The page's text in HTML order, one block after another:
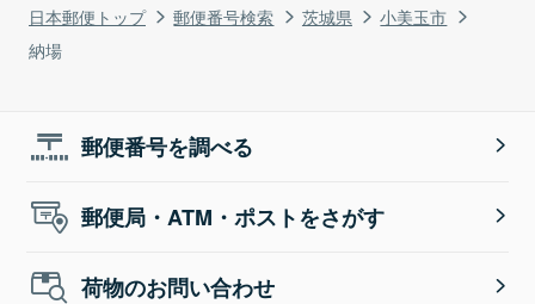
日本郵便トップ 郵便番号検索 茨城県
小美玉市
納場
郵便番号を調べる
郵便局・ATM・ポストをさがす
荷物のお問い合わせ